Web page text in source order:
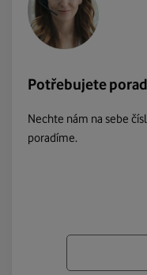
Potřebujete
Nechte nám na sebe
poradíme.